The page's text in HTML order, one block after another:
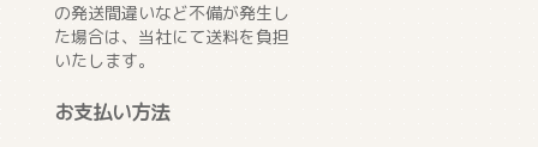
の発送間違いなど不備が発生し
た場合は、当社にて送料を負担
いたします。
お支払い方法